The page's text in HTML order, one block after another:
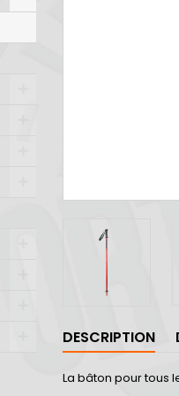
DESCRIPTION
La bâton pour tous